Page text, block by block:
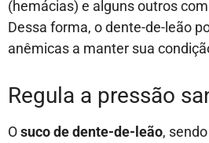
(hemácias) e alguns outros
Dessa forma, o dente-de-leão
anêmicas a manter sua
Regula a pressão
Osuco de dente-de-leão,